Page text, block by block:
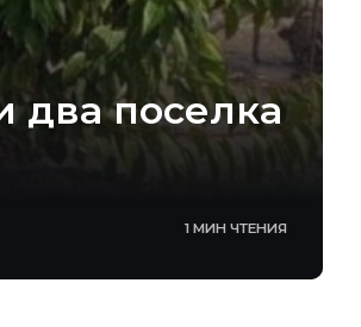
два поселка
1 МИН ЧТЕНИЯ